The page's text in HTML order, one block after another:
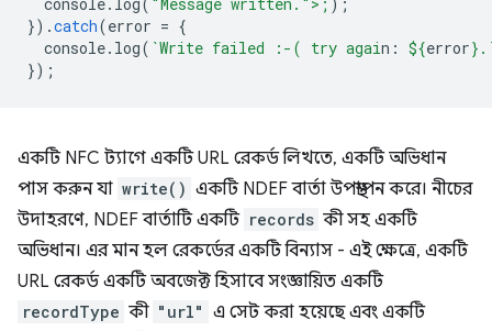
}).catch(error = {
console. log( `Write failed :-( try again: ${error}
});
একটি NFC ট্যাগে একটি URL রেকর্ড লিখতে, একটি অভিধান
পাস করুন যা write() একটি NDEF বার্তা উপস্থাপন করে। নীচের
উদাহরণে, NDEF বার্তাটি একটি records কী সহ একটি
অভিধান। এর মান হল রেকর্ডের একটি বিন্যাস - এই ক্ষেত্রে, একটি
URL রেকর্ড একটি অবজেক্ট হিসাবে সংজ্ঞায়িত একটি
recordType কী "url" এ সেট করা হয়েছে এবং একটি